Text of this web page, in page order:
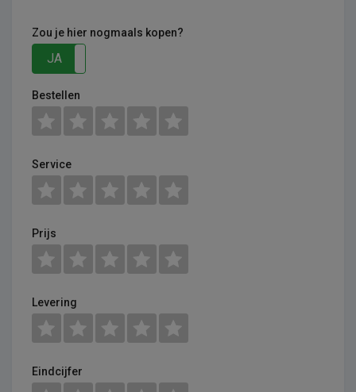
Zou je hier nogmaals kopen?
JA
Bestellen
Service
Prijs
Levering
Eindcijfer